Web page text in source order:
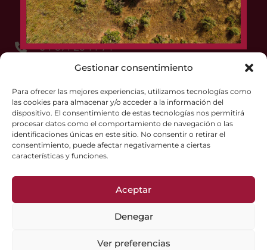
Gestionar consentimiento
Para ofrecer las mejores experiencias, utilizamos tecnologías como
las cookies para almacenar y/o acceder a la información del
dispositivo. El consentimiento de estas tecnologías nos permitirá
procesar datos como el comportamiento de navegación o las
identificaciones únicas en este sitio. No consentir o retirar el
consentimiento, puede afectar negativamente a ciertas
características y funciones.
Aceptar
Denegar
Ver preferencias
+34 871 25 14 74
+34 618 71 94 57
promocio@vtmallorca.com
Cookies-Politik